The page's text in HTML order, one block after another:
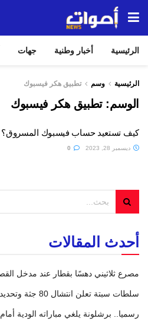
الرئيسية أخبار وطنية جهات
الرئيسية وسم تطبيق هكر فيسبوك
الوسم:تطبيق هكر فيسبوك
كيف تستعيد حساب فيسبوك المسروق؟
ديسمبر 28, 2023
أحدث المقالات
مصرع ثلاثيني دهسًا بقطار عند مدخل
سلطات سبتة تعلن انتشال 80 جثة وتحديد هوية أربعة ضحايا
رسميا.. برشلونة يلغي مباراته الودية